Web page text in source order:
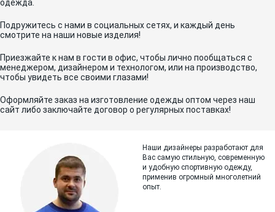
одежда.
Подружитесь с нами в социальных сетях, и каждый день
смотрите на наши новые изделия!
Приезжайте к нам в гости в офис, чтобы лично пообщаться с
менеджером, дизайнером и технологом, или на производство,
чтобы увидеть все своими глазами!
Оформляйте заказ на изготовление одежды оптом через наш
сайт либо заключайте договор о регулярных поставках!
Наши дизайнеры разработают для
Вас самую стильную, современную
и удобную спортивную одежду,
применив огромный многолетний
опыт.